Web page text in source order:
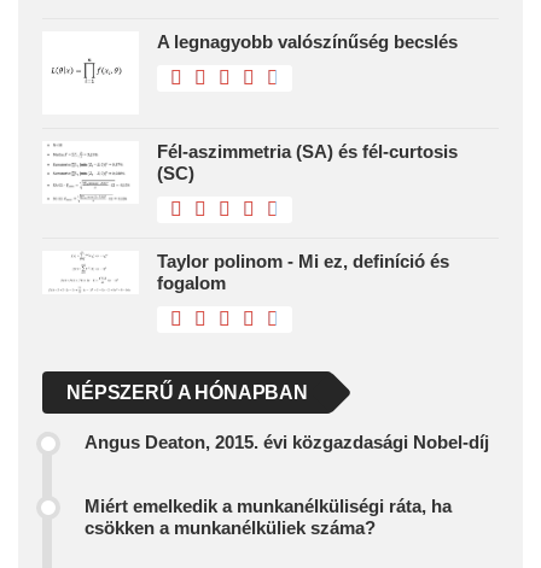
A legnagyobb valószínűség becslés
Fél-aszimmetria (SA) és fél-curtosis
(SC)
Taylor polinom - Mi ez, definíció és
fogalom
NÉPSZERŰ A HÓNAPBAN
Angus Deaton, 2015. évi közgazdasági Nobel-díj
Miért emelkedik a munkanélküliségi ráta, ha
csökken a munkanélküliek száma?